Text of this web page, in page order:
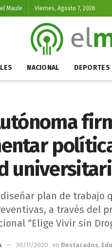
Maule Viernes, Agosto 7, 2026
NACIONAL DEPORTES
plan de trabajo
a través del
“Elige Vivir sin
30/11/2020 en Destacados,